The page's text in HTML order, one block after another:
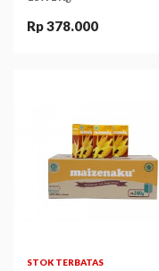
Rp 378.000
STOK TERBATAS